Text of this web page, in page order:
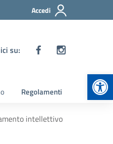
Accedi
su:
Regolamenti
intellettivo